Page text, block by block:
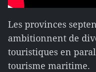
Les provinces
ambitionnent de
touristiques en
tourisme maritime.